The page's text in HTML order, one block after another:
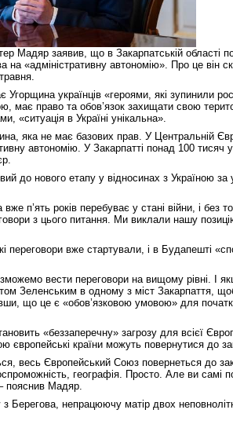
Мадяр заявив, що в Закарпатській області
«адміністративну автономію». Про це він
Угорщина українців «героями, які зупинили
має право та обов’язок захищати свою
«ситуація в Україні унікальна».
яка не має базових прав. У Центральній
автономію. У Закарпатті понад 100 тисяч
до нового етапу у відносинах з Україною
п’ять років перебуває у стані війни, і
з цього питання. Ми виклали нашу
переговори вже стартували, і в Будапешті
вести переговори на вищому рівні. І
Зеленським в одному з міст Закарпаття,
що це є «обов’язковою умовою» для
«беззаперечну» загрозу для всієї
країни можуть повернутися до
весь Європейський Союз повернеться до
географія. Просто. Але ви самі
пояснив Мадяр.
з Берегова, непрацюючу матір двох